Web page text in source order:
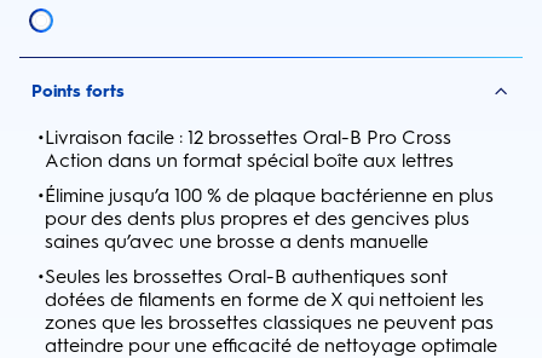
Points forts
•Livraison facile : 12 brossettes Oral-B Pro Cross
Action dans un format spécial boîte aux lettres
•Élimine jusqu’a 100 % de plaque bactérienne en plus
pour des dents plus propres et des gencives plus
saines qu’avec une brosse a dents manuelle
•Seules les brossettes Oral-B authentiques sont
dotées de filaments en forme de X qui nettoient les
zones que les brossettes classiques ne peuvent pas
atteindre pour une efficacité de nettoyage optimale